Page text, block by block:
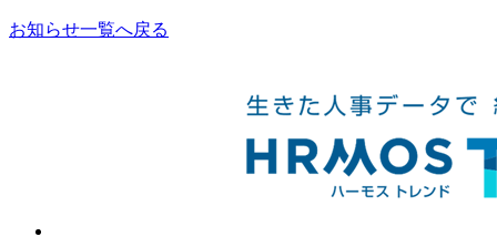
お知らせ一覧へ戻る